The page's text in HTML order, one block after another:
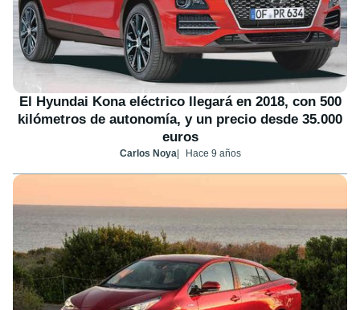
El Hyundai Kona eléctrico llegará en 2018, con 500
kilómetros de autonomía, y un precio desde 35.000
euros
Carlos Noya Hace 9 años